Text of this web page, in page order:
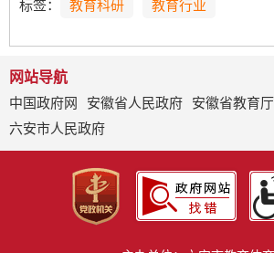
标签： 教育科研 教育行业
网站导航
中国政府网
安徽省人民政府 安徽省教育厅
六安市人民政府